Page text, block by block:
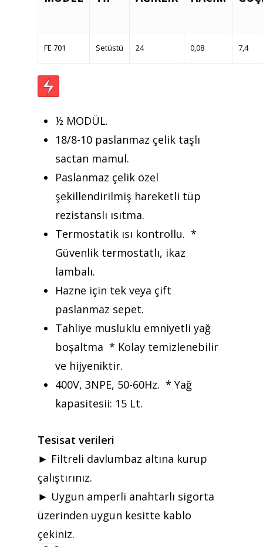
FE 701 Setüstü 24 0,08 7,4
½ MODÜL.
18/8-10 paslanmaz çelik taşlı
sactan mamul.
Paslanmaz çelik özel
şekillendirilmiş hareketli tüp
rezistanslı ısıtma.
Termostatik ısı kontrollu. *
Güvenlik termostatlı, ikaz
lambalı.
Hazne için tek veya çift
paslanmaz sepet.
Tahliye musluklu emniyetli yağ
boşaltma * Kolay temizlenebilir
ve hijyeniktir.
400V, 3NPE, 50-60Hz. * Yağ
kapasitesii: 15 Lt.
Tesisat verileri
► Filtreli davlumbaz altına kurup
çalıştırınız.
► Uygun amperli anahtarlı sigorta
üzerinden uygun kesitte kablo
çekiniz.
Teklif almak için tıklayın
Anasayfa
Ürünler
Teklif Al
İletişim
Mattaş Medikal